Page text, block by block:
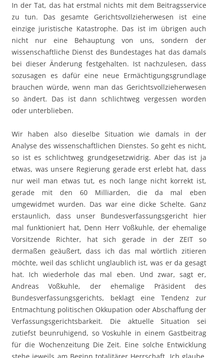
In der Tat, das hat erstmal nichts mit dem Beitragsservice
zu tun. Das gesamte Gerichtsvollzieherwesen ist eine
einzige juristische Katastrophe. Das ist im übrigen auch
nicht nur eine Behauptung von uns, sondern der
wissenschaftliche Dienst des Bundestages hat das damals
bei dieser Änderung festgehalten. Ist nachzulesen, dass
sozusagen es dafür eine neue Ermächtigungsgrundlage
brauchen würde, wenn man das Gerichtsvollzieherwesen
so ändert. Das ist dann schlichtweg vergessen worden
oder unterblieben.
Wir haben also dieselbe Situation wie damals in der
Analyse des wissenschaftlichen Dienstes. So geht es nicht,
so ist es schlichtweg grundgesetzwidrig. Aber das ist ja
etwas, was unsere Regierung gerade erst erlebt hat, dass
nur weil man etwas tut, es noch lange nicht korrekt ist,
gerade mit den 60 Milliarden, die da mal eben
umgewidmet wurden. Das war eine dicke Schelte. Ganz
erstaunlich, dass unser Bundesverfassungsgericht hier
mal funktioniert hat, Denn Herr Voßkuhle, der ehemalige
Vorsitzende Richter, hat sich gerade in der ZEIT so
dermaßen geäußert, dass ich das mal wörtlich zitieren
möchte, weil das schlicht unglaublich ist, was er da gesagt
hat. Ich wiederhole das mal eben. Und zwar, sagt er,
Andreas Voßkuhle, der ehemalige Präsident des
Bundesverfassungsgerichts, beklagt eine Tendenz zur
Entmachtung politischen Okkupation oder Abschaffung der
Verfassungsgerichtsbarkeit. Die aktuelle Situation sei
zutiefst beunruhigend, so Voskuhle in einem Gastbeitrag
für die Wochenzeitung Die Zeit. Eine solche Entwicklung